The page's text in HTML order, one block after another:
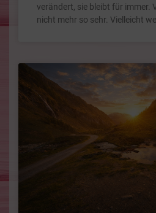
verändert, sie bleibt für immer.
nicht mehr so sehr. Vielleicht